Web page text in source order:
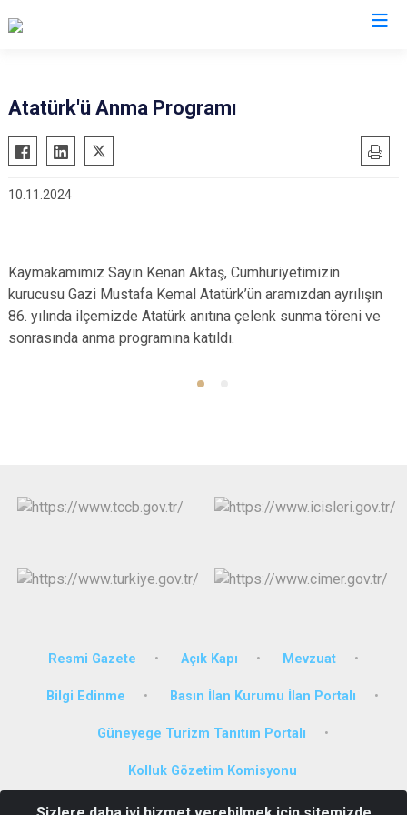
Bodrum
Dalaman
Datça
Köyceğiz
Marmaris
Menteşe
Atatürk'ü Anma Programı
10.11.2024
Kaymakamımız Sayın Kenan Aktaş, Cumhuriyetimizin
kurucusu Gazi Mustafa Kemal Atatürk’ün aramızdan ayrılışın
86. yılında ilçemizde Atatürk anıtına çelenk sunma töreni ve
sonrasında anma programına katıldı.
Resmi Gazete Açık Kapı Mevzuat
Bilgi Edinme Basın İlan Kurumu İlan Portalı
Güneyege Turizm Tanıtım Portalı
Kolluk Gözetim Komisyonu